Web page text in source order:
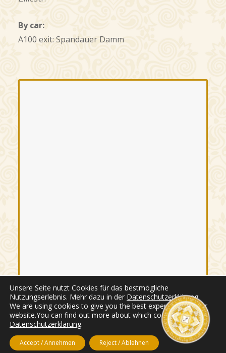
By car:
A100 exit: Spandauer Damm
Unsere Seite nutzt Cookies für das bestmögliche
Nutzungserlebnis. Mehr dazu in der Datenschutzerklärung.
We are using cookies to give you the best experience on our
website.You can find out more about which cookies in the
Datenschutzerklärung.
Accept / Annehmen Reject / Ablehnen